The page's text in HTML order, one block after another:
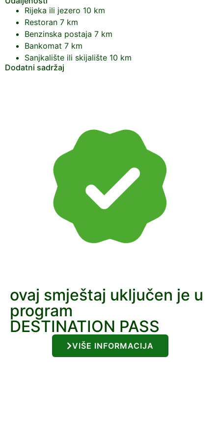
Rijeka ili jezero 10 km
Restoran 7 km
Benzinska postaja 7 km
Bankomat 7 km
Sanjkalište ili skijalište 10 km
Dodatni sadržaj
ovaj smještaj uključen je u
program
DESTINATION PASS
VIŠE INFORMACIJA